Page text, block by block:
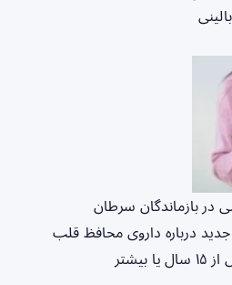
بازماندگان سرطان
درباره داروی محافظ قلب